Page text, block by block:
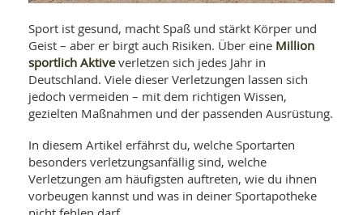
Sport ist gesund, macht Spaß und stärkt Körper und
Geist – aber er birgt auch Risiken. Über eine Million
sportlich Aktiveverletzen sich jedes Jahr in
Deutschland. Viele dieser Verletzungen lassen sich
jedoch vermeiden – mit dem richtigen Wissen,
gezielten Maßnahmen und der passenden Ausrüstung.
In diesem Artikel erfährst du, welche Sportarten
besonders verletzungsanfällig sind, welche
Verletzungen am häufigsten auftreten, wie du ihnen
vorbeugen kannst und was in deiner Sportapotheke